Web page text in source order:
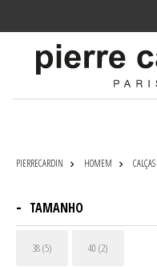
PIERRECARDIN HOMEM CALÇAS
TAMANHO
38 (5) 40 (2)